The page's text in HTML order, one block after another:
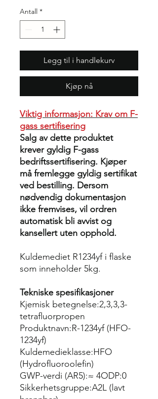
Antall *
Legg til i handlekurv
Kjøp nå
Viktig informasjon: Krav om F-
gass sertifisering
Salg av dette produktet
krever gyldig F-gass
bedriftssertifisering. Kjøper
må fremlegge gyldig sertifikat
ved bestilling. Dersom
nødvendig dokumentasjon
ikke fremvises, vil ordren
automatisk bli avvist og
kansellert uten opphold.
Kuldemediet R1234yf i flaske
som inneholder 5kg.
Tekniske spesifikasjoner
Kjemisk betegnelse:2,3,3,3-
tetrafluorpropen
Produktnavn:R-1234yf (HFO-
1234yf)
Kuldemedieklasse:HFO
(Hydrofluoroolefin)
GWP-verdi (AR5):≈ 4ODP:0
Sikkerhetsgruppe:A2L (lavt